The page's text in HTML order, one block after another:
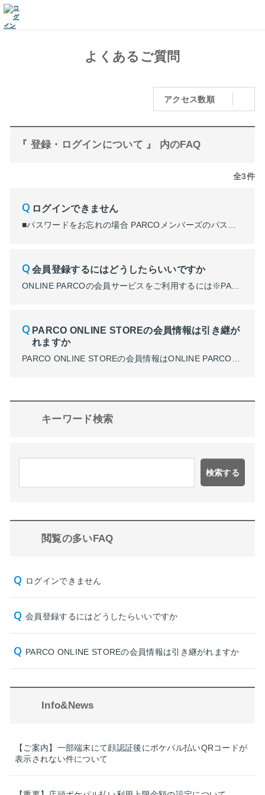
よくあるご質問
アクセス数順
『 登録・ログインについて 』 内のFAQ
全3件
ログインできません
会員登録するにはどうしたらいいですか
PARCO ONLINE STOREの会員情報は引き継が
れますか
キーワード検索
検索する
閲覧の多いFAQ
ログインできません
会員登録するにはどうしたらいいですか
PARCO ONLINE STOREの会員情報は引き継がれますか
Info&News
【ご案内】一部端末にて顔認証後にポケパル払いQRコードが
表示されない件について